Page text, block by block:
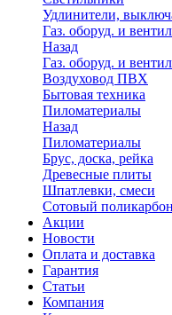
Удлинители,
Газ. оборуд. и
Назад
Газ. оборуд. и
Воздуховод ПВХ
Бытовая техника
Пиломатериалы
Назад
Пиломатериалы
Брус, доска, рейка
Древесные плиты
Шпатлевки, смеси
Сотовый
Акции
Новости
Оплата и доставка
Гарантия
Статьи
Компания